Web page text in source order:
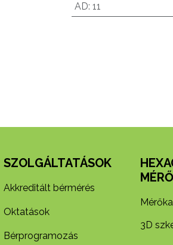
AD: 11
SZOLGÁLTATÁSOK
Akkreditált bérmérés
Oktatások
Bérprogramozás
3D